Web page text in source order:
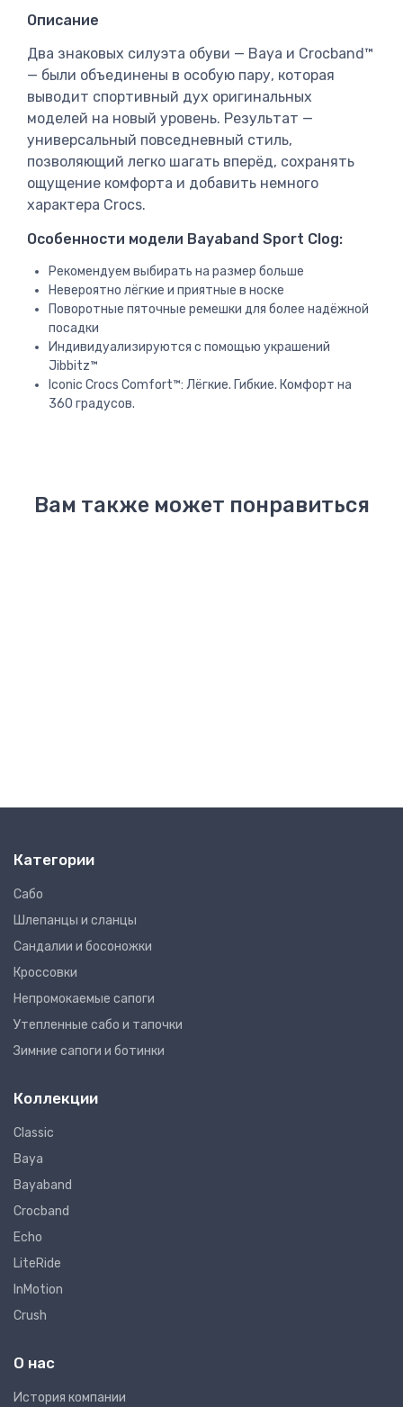
Описание
Два знаковых силуэта обуви — Baya и Crocband™
— были объединены в особую пару, которая
выводит спортивный дух оригинальных
моделей на новый уровень. Результат —
универсальный повседневный стиль,
позволяющий легко шагать вперёд, сохранять
ощущение комфорта и добавить немного
характера Crocs.
Особенности модели Bayaband Sport Clog:
Рекомендуем выбирать на размер больше
Невероятно лёгкие и приятные в носке
Поворотные пяточные ремешки для более надёжной
посадки
Индивидуализируются с помощью украшений
Jibbitz™
Iconic Crocs Comfort™: Лёгкие. Гибкие. Комфорт на
360 градусов.
Вам также может понравиться
Категории
Сабо
Шлепанцы и сланцы
Сандалии и босоножки
Кроссовки
Непромокаемые сапоги
Утепленные сабо и тапочки
Зимние сапоги и ботинки
Коллекции
Classic
Baya
Bayaband
Crocband
Echo
LiteRide
InMotion
Crush
О нас
Иcтория компании